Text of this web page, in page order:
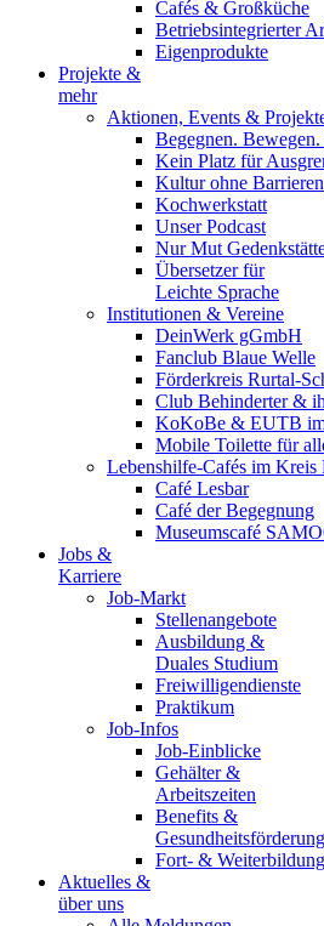
Cafés & Großküche
Betriebsintegrierter
Eigenprodukte
Projekte &
mehr
Aktionen, Events &
Begegnen. Bewegen.
Kein Platz für
Kultur ohne Barrieren
Kochwerkstatt
Unser Podcast
Nur Mut
Übersetzer für
Leichte Sprache
Institutionen & Vereine
DeinWerk gGmbH
Fanclub Blaue Welle
Förderkreis Rurtal-
Club Behinderter &
KoKoBe & EUTB
Mobile Toilette für
Lebenshilfe-Cafés im Kreis
Café Lesbar
Café der Begegnung
Museumscafé
Jobs &
Karriere
Job-Markt
Stellenangebote
Ausbildung &
Duales Studium
Freiwilligendienste
Praktikum
Job-Infos
Job-Einblicke
Gehälter &
Arbeitszeiten
Benefits &
Gesundheitsförderung
Fort- & Weiterbildung
Aktuelles &
über uns